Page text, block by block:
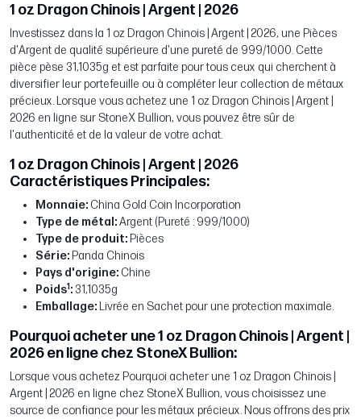
1 oz Dragon Chinois | Argent | 2026
Investissez dans la 1 oz Dragon Chinois | Argent | 2026, une Pièces
d'Argent de qualité supérieure d'une pureté de 999/1000. Cette
pièce pèse 31,1035g et est parfaite pour tous ceux qui cherchent à
diversifier leur portefeuille ou à compléter leur collection de métaux
précieux. Lorsque vous achetez une 1 oz Dragon Chinois | Argent |
2026 en ligne sur StoneX Bullion, vous pouvez être sûr de
l'authenticité et de la valeur de votre achat.
1 oz Dragon Chinois | Argent | 2026
Caractéristiques Principales:
Monnaie: China Gold Coin Incorporation
Type de métal:Argent (Pureté : 999/1000)
Type de produit: Pièces
Série: Panda Chinois
Pays d'origine: Chine
Poids1: 31,1035g
Emballage: Livrée en Sachet pour une protection maximale.
Pourquoi acheter une 1 oz Dragon Chinois | Argent |
2026 en ligne chez StoneX Bullion:
Lorsque vous achetez Pourquoi acheter une 1 oz Dragon Chinois |
Argent | 2026 en ligne chez StoneX Bullion, vous choisissez une
source de confiance pour les métaux précieux. Nous offrons des prix